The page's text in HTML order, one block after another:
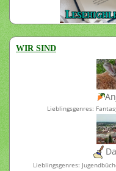
WIR SIND
Lieblingsgenres:
Lieblingsgenres: